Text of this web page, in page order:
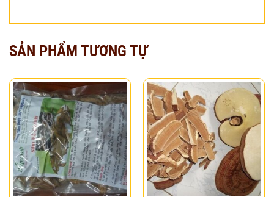
SẢN PHẨM TƯƠNG TỰ